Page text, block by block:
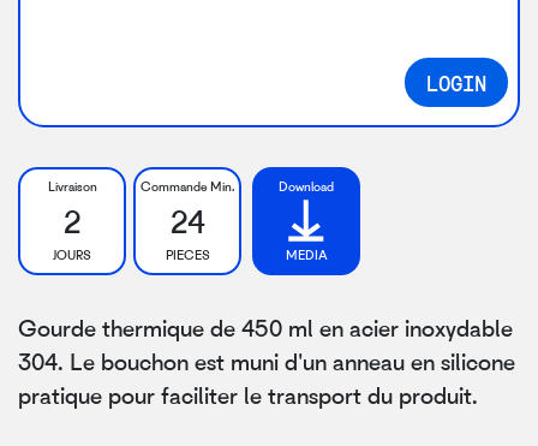
LOGIN
Livraison
2
JOURS
Commande Min.
24
PIECES
Download
MEDIA
Gourde thermique de 450 ml en acier inoxydable
304. Le bouchon est muni d'un anneau en silicone
pratique pour faciliter le transport du produit.